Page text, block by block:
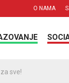
O NAMA
sve!